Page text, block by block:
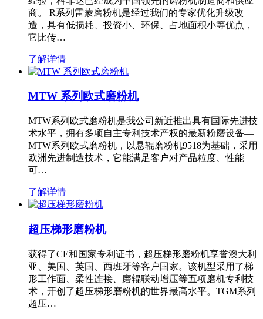
商。 R系列雷蒙磨粉机是经过我们的专家优化升级改
造，具有低损耗、投资小、环保、占地面积小等优点，
它比传…
了解详情
MTW 系列欧式磨粉机
MTW系列欧式磨粉机是我公司新近推出具有国际先进技
术水平，拥有多项自主专利技术产权的最新粉磨设备—
MTW系列欧式磨粉机，以悬辊磨粉机9518为基础，采用
欧洲先进制造技术，它能满足客户对产品粒度、性能
可…
了解详情
超压梯形磨粉机
获得了CE和国家专利证书，超压梯形磨粉机享誉澳大利
亚、美国、英国、西班牙等客户国家。该机型采用了梯
形工作面、柔性连接、磨辊联动增压等五项磨机专利技
术，开创了超压梯形磨粉机的世界最高水平。TGM系列
超压…